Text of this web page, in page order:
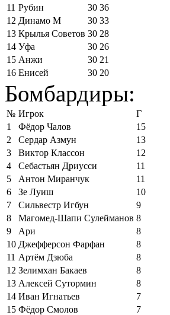
11 Рубин 30 36
12 Динамо М 30 33
13 Крылья Советов 30 28
14 Уфа 30 26
15 Анжи 30 21
16 Енисей 30 20
Бомбардиры:
№ Игрок
Г
1
Фёдор Чалов
15
2
Сердар Азмун
13
3
Виктор Классон
12
4
Себастьян Дриусси
11
5
Антон Миранчук
11
6
Зе Луиш
10
7
Сильвестр Игбун
9
8
Магомед-Шапи Сулейманов 8
9
Ари
8
10 Джефферсон Фарфан
8
11 Артём Дзюба
8
12 Зелимхан Бакаев
8
13 Алексей Сутормин
8
14 Иван Игнатьев
7
15 Фёдор Смолов 7